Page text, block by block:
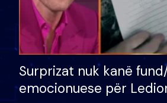
Surprizat nuk kanë
emocionuese për